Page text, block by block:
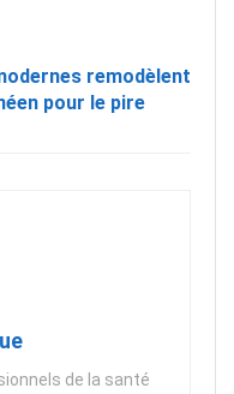
remodèlent
pour le pire
de la santé